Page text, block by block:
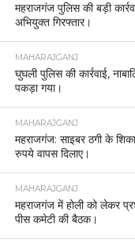
महराजगंज पुलिस की बड़ी
अभियुक्त गिरफ्तार।
MAHARAJGANJ
घुघली पुलिस की कार्रवाई,
पकड़ा गया।
MAHARAJGANJ
महराजगंज: साइबर ठगी के
रुपये वापस दिलाए।
MAHARAJGANJ
महराजगंज में होली को लेकर
पीस कमेटी की बैठक।